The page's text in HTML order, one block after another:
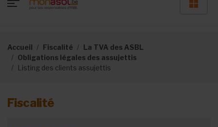
Accueil Fiscalité
La TVA des ASBL
Obligations légales des assujettis
Listing des clients assujettis
Fiscalité